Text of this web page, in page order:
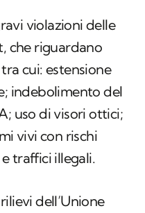
violazioni delle
che riguardano
cui: estensione
indebolimento del
uso di visori ottici;
vivi con rischi
traffici illegali.
dell’Unione